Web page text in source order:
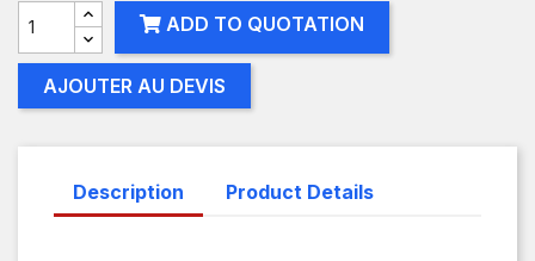
ADD TO QUOTATION
AJOUTER AU DEVIS
Description Product Details